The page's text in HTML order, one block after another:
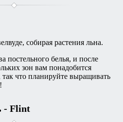
собирая растения льна.
постельного белья, и после
зон вам понадобится
так что планируйте выращивать
- Flint